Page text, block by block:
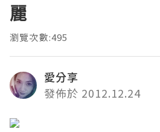
麗
瀏覽次數:495
愛分享
發佈於 2012.12.24